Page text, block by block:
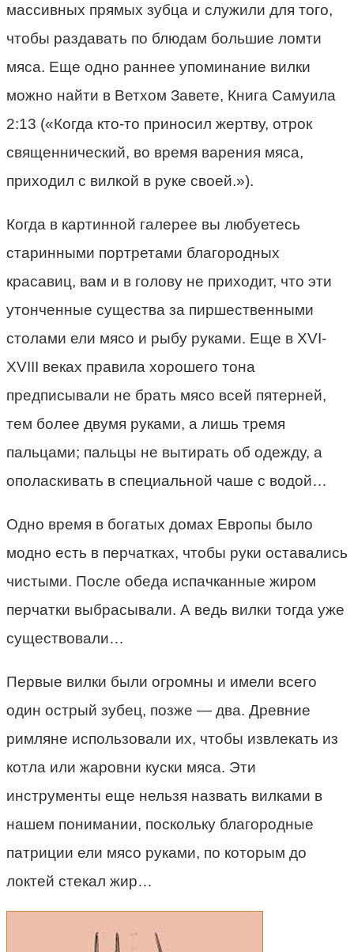
массивных прямых зубца и служили для того,
чтобы раздавать по блюдам большие ломти
мяса. Еще одно раннее упоминание вилки
можно найти в Ветхом Завете, Книга Самуила
2:13 («Когда кто-то приносил жертву, отрок
священнический, во время варения мяса,
приходил с вилкой в руке своей.»).
Когда в картинной галерее вы любуетесь
старинными портретами благородных
красавиц, вам и в голову не приходит, что эти
утонченные существа за пиршественными
столами ели мясо и рыбу руками. Еще в XVI-
XVIII веках правила хорошего тона
предписывали не брать мясо всей пятерней,
тем более двумя руками, а лишь тремя
пальцами; пальцы не вытирать об одежду, а
ополаскивать в специальной чаше с водой…
Одно время в богатых домах Европы было
модно есть в перчатках, чтобы руки оставались
чистыми. После обеда испачканные жиром
перчатки выбрасывали. А ведь вилки тогда уже
существовали…
Первые вилки были огромны и имели всего
один острый зубец, позже — два. Древние
римляне использовали их, чтобы извлекать из
котла или жаровни куски мяса. Эти
инструменты еще нельзя назвать вилками в
нашем понимании, поскольку благородные
патриции ели мясо руками, по которым до
локтей стекал жир…